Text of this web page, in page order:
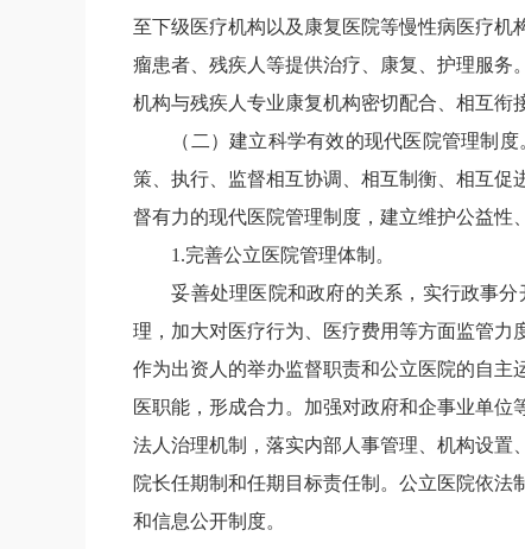
至下级医疗机构以及康复医院等慢性病医疗
瘤患者、残疾人等提供治疗、康复、护理服
机构与残疾人专业康复机构密切配合、相互衔
（二）建立科学有效的现代医院管理制度
策、执行、监督相互协调、相互制衡、相互促
督有力的现代医院管理制度，建立维护公益性
1.完善公立医院管理体制。
妥善处理医院和政府的关系，实行政事
理，加大对医疗行为、医疗费用等方面监管
作为出资人的举办监督职责和公立医院的自
医职能，形成合力。加强对政府和企事业单
法人治理机制，落实内部人事管理、机构设
院长任期制和任期目标责任制。公立医院依
和信息公开制度。